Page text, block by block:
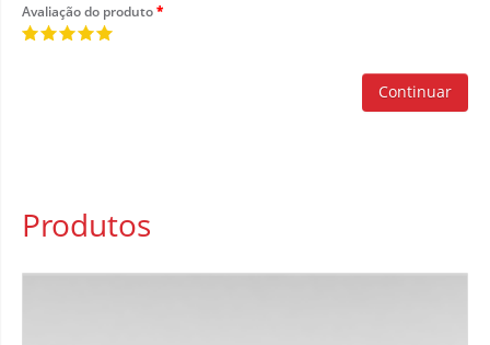
Avaliação do produto
Continuar
Produtos